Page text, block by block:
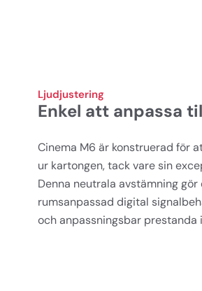
Ljudjustering
Enkel att anpassa
Cinema M6 är konstruerad för
ur kartongen, tack vare sin
Denna neutrala avstämning
rumsanpassad digital
och anpassningsbar prestanda